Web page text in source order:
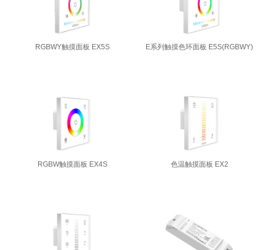
RGBWY触摸面板 EX5S E系列触摸色环面板 E5S(RGBWY)
RGBW触摸面板 EX4S 色温触摸面板 EX2